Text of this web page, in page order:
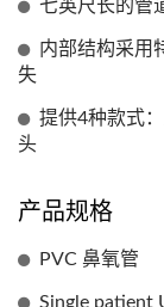
七英尺长的管
内部结构采用
失
提供4种款式
头
产品规格
PVC 鼻氧管
Single patient